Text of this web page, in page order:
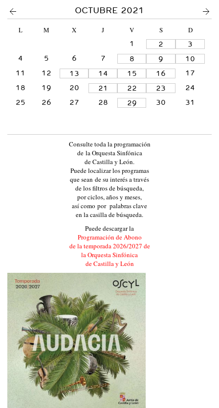
OCTUBRE 2021
L M X J V S
D
1
2
3
4
5 6 7 8 9
10
11
12 13 14 15 16
17
18
19 20 21 22 23
24
25
26 27 28 29 30 31
Consulte toda la programación
de la Orquesta Sinfónica
de Castilla y León.
Puede localizar los programas
que sean de su interés a través
de los filtros de búsqueda,
por ciclos, años y meses,
así como por palabras clave
en la casilla de búsqueda.
Puede descargar la
Programación de Abono
de la temporada 2026/2027 de
la Orquesta Sinfónica
de Castilla y León